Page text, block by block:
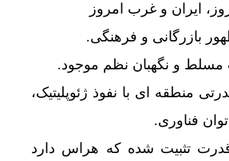
ایران و غرب امروز
بازرگانی و فرهنگی.
و نگهبان نظم موجود.
منطقه ای با نفوذ ژئوپلیتیک،
فناوری.
تثبیت شده که هراس دارد